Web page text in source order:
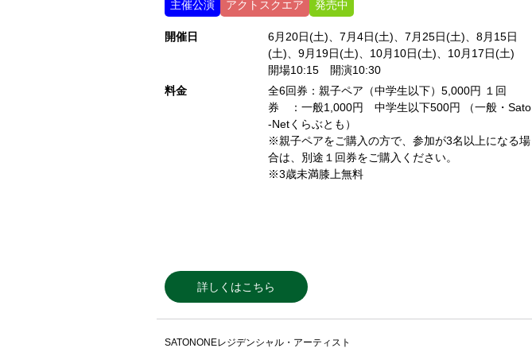
主催公演 アクトスクエア 発売中
開催日
6月20日(土)、7月4日(土)、7月25日(土)、8月15日
(土)、9月19日(土)、10月10日(土)、10月17日(土)
開場10:15 開演10:30
料金
全6回券：親子ペア（中学生以下）5,000円 １回
券 ：一般1,000円 中学生以下500円 （一般・Sato
-Netくらぶとも）
※親子ペアをご購入の方で、参加が3名以上になる場
合は、別途１回券をご購入ください。
※3歳未満膝上無料
詳しくはこちら
SATONONEレジデンシャル・アーティスト